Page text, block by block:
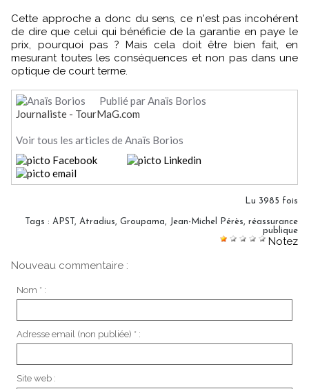
Cette approche a donc du sens, ce n'est pas incohérent
de dire que celui qui bénéficie de la garantie en paye le
prix, pourquoi pas ? Mais cela doit être bien fait, en
mesurant toutes les conséquences et non pas dans une
optique de court terme.
Publié par Anaïs Borios
Journaliste - TourMaG.com
Voir tous les articles de Anaïs Borios
Lu 3985 fois
Tags : APST , Atradius, Groupama, Jean-Michel Pérès, réassurance
publique
Notez
Nouveau commentaire :
Nom * :
Adresse email (non publiée) * :
Site web :